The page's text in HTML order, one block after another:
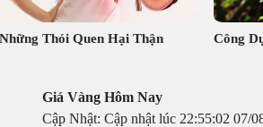
Thói Quen Hại Thận Công
Giá Vàng Hôm Nay
Cập Nhật: Cập nhật lúc 22:55:02 07/